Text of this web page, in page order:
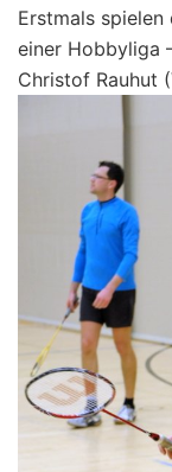
Erstmals
einer Hobbyliga
Christof Rauhut